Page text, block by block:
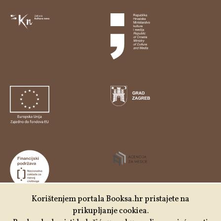
Korištenjem portala Booksa.hr pristajete na
prikupljanje cookiea.